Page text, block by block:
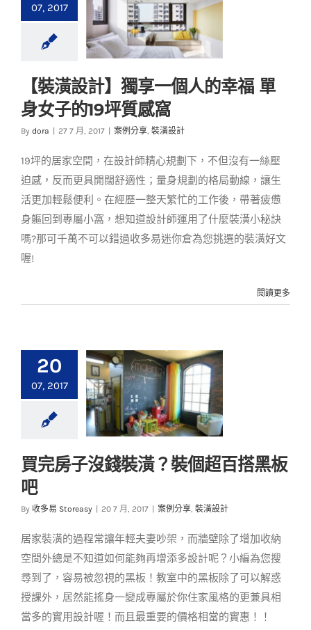
07, 2017
【裝潢設計】獨享一
個人的幸福 單身女子
的19坪質感窩
【裝潢設計】獨享一個人的幸福 單
身女子的19坪質感窩
By dora 27 7 月, 2017 案例分享, 裝潢設計
19坪的居家空間，在設計師精心規劃下，不但沒有一絲壓
迫感，反而更具開闊舒適性；量身規劃的格局動線，讓生
活更加輕鬆便利。在經歷一整天繁忙的工作後，帶著疲憊
身軀回到專屬小窩，想知道設計師運用了什麼裝潢小秘訣
嗎?那可千萬不可以錯過收多易迷你倉為您挑選的裝潢好文
喔!
閱讀更多
20
07, 2017
案例分享 裝潢設計
買完房子沒錢裝潢？裝個超百搭黑板
吧
By 收多易 Storeasy 20 7 月, 2017 案例分享, 裝潢設計
居家裝潢的過程常讓年輕夫妻吵架，而牆壁除了增加收納
空間外總是不知道如何能夠再增添多設計呢？小編為您搜
尋到了，容易被忽視的黑板！教室中的黑板除了可以解惑
授課外，居然能搖身一變成專屬於你住家風格的更兼具相
當多的實用設計喔！而且最重要的價格相當的實惠！！